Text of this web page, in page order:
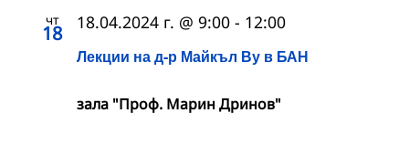
чт
18
Лекции на д-р Майкъл Ву в БАН
18.04.2024 г. @ 9:00 - 12:00
зала "Проф. Марин Дринов"